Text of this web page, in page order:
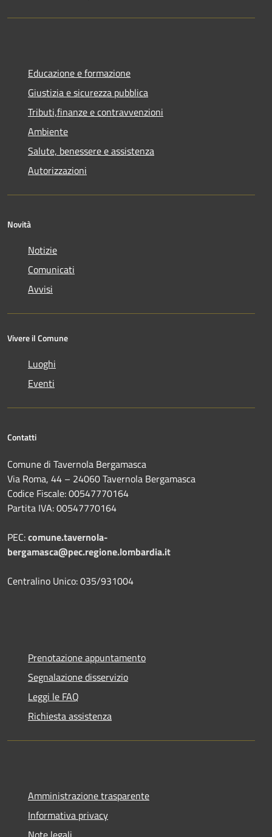
Educazione e formazione
Giustizia e sicurezza pubblica
Tributi,finanze e contravvenzioni
Ambiente
Salute, benessere e assistenza
Autorizzazioni
Novità
Notizie
Comunicati
Avvisi
Vivere il Comune
Luoghi
Eventi
Contatti
Comune di Tavernola Bergamasca
Via Roma, 44 – 24060 Tavernola Bergamasca
Codice Fiscale: 00547770164
Partita IVA: 00547770164
PEC:comune.tavernola-
bergamasca@pec.regione.lombardia.it
Centralino Unico: 035/931004
Prenotazione appuntamento
Segnalazione disservizio
Leggi le FAQ
Richiesta assistenza
Amministrazione trasparente
Informativa privacy